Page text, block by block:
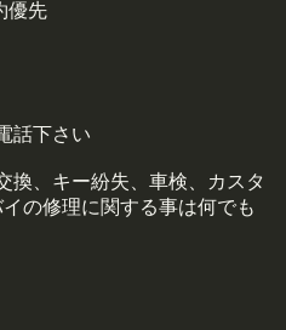
優先
話下さい
換、キー紛失、車検、カスタ
の修理に関する事は何でも